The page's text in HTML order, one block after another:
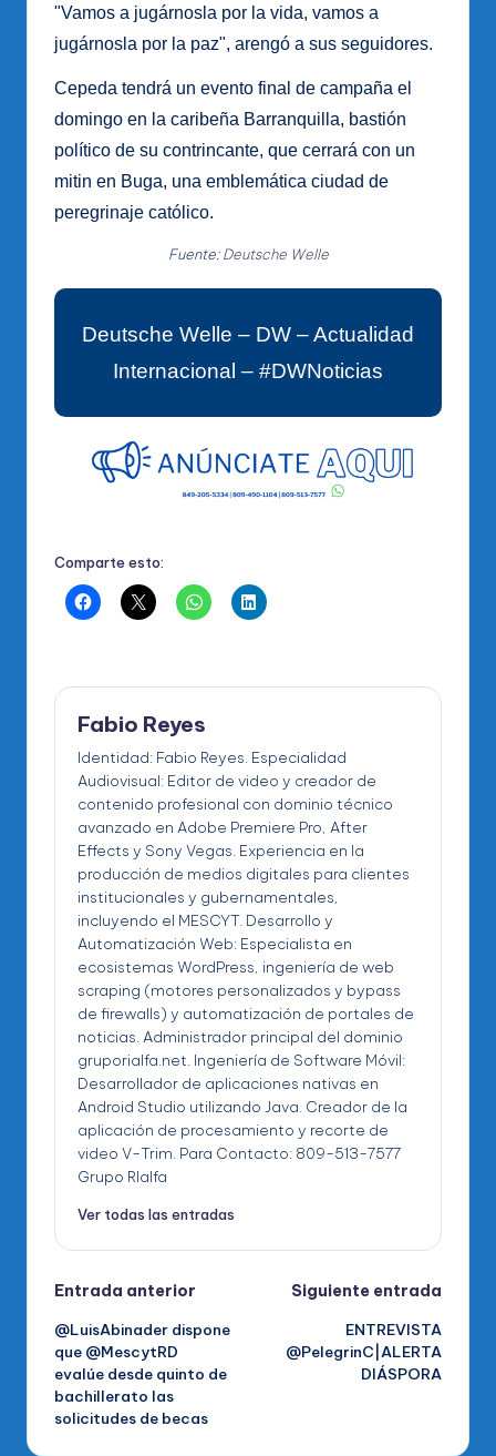
"Vamos a jugárnosla por la vida, vamos a
jugárnosla por la paz", arengó a sus seguidores.
Cepeda tendrá un evento final de campaña el
domingo en la caribeña Barranquilla, bastión
político de su contrincante, que cerrará con un
mitin en Buga, una emblemática ciudad de
peregrinaje católico.
Fuente:Deutsche Welle
Deutsche Welle – DW – Actualidad
Internacional – #DWNoticias
Comparte esto:
Fabio Reyes
Identidad: Fabio Reyes. Especialidad
Audiovisual: Editor de video y creador de
contenido profesional con dominio técnico
avanzado en Adobe Premiere Pro, After
Effects y Sony Vegas. Experiencia en la
producción de medios digitales para clientes
institucionales y gubernamentales,
incluyendo el MESCYT. Desarrollo y
Automatización Web: Especialista en
ecosistemas WordPress, ingeniería de web
scraping (motores personalizados y bypass
de firewalls) y automatización de portales de
noticias. Administrador principal del dominio
gruporialfa.net. Ingeniería de Software Móvil:
Desarrollador de aplicaciones nativas en
Android Studio utilizando Java. Creador de la
aplicación de procesamiento y recorte de
video V-Trim. Para Contacto: 809-513-7577
Grupo RIalfa
Ver todas las entradas
Navegación
de
entradas
Entrada anterior
@LuisAbinader dispone
que @MescytRD
evalúe desde quinto de
bachillerato las
solicitudes de becas
Siguiente entrada
ENTREVISTA
@PelegrinC|ALERTA
DIÁSPORA